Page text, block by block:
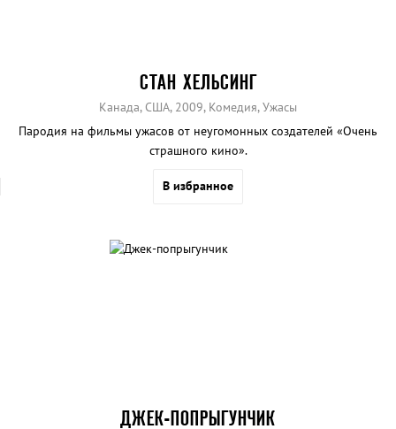
СТАН ХЕЛЬСИНГ
Канада, США, 2009, Комедия, Ужасы
Пародия на фильмы ужасов от неугомонных создателей «Очень
страшного кино».
В избранное
ДЖЕК-ПОПРЫГУНЧИК